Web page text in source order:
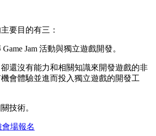
要目的有三：
Jam 活動與獨立遊戲開發。
還沒有能力和相關知識來開發遊戲的非
會體驗並進而投入獨立遊戲的開發工
技術。
會場報名